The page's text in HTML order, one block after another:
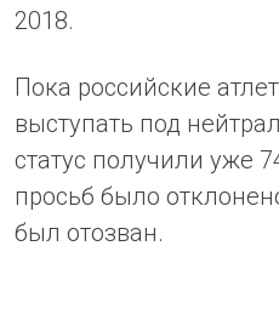
2018.
Пока российские
выступать под
статус получили уже
просьб было
был отозван.